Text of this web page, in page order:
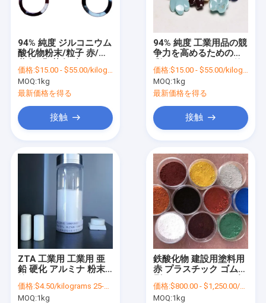
94% 純度 ジルコニウム
酸化物粉末/粒子 赤/黒/
価格:$15.00 - $55.00/kilograms
MOQ:1kg
最新価格を得る
接触
94% 純度 工業用品の競
争力を高めるための色
価格:$15.00 - $55.00/kilograms
MOQ:1kg
最新価格を得る
接触
ZTA 工業用 工業用 亜
鉛 硬化 アルミナ 粉末
価格:$4.50/kilograms 25-999 kilograms
MOQ:1kg
鉄酸化物 建設用塗料用
赤 プラスチック ゴム印
アスファルト紙染料
価格:$800.00 - $1,250.00/metric tons
MOQ:1kg